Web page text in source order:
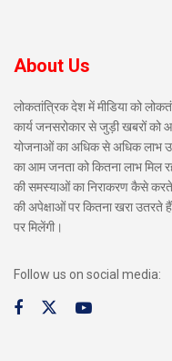
About Us
लोकतांत्रिक देश में मीडिया को
कार्य जनसरोकार से जुड़ी खबरों
योजनाओं का अधिक से अधिक लाभ
का आम जनता को कितना लाभ मिल
की समस्याओं का निराकरण कैसे
की अपेक्षाओं पर कितना खरा
पर मिलेंगी।
Follow us on social media: